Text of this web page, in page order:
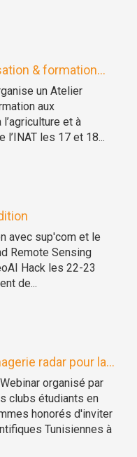
& formation...
un Atelier
aux
et à
l’INAT les 17 et 18...
avec sup'com et le
Remote Sensing
Hack les 22-23
de...
radar pour la...
organisé par
clubs étudiants en
honorés d'inviter
Tunisiennes à